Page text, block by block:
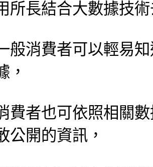
所長結合大數據技
般消費者可以輕易
，
費者也可依照相關
公開的資訊，